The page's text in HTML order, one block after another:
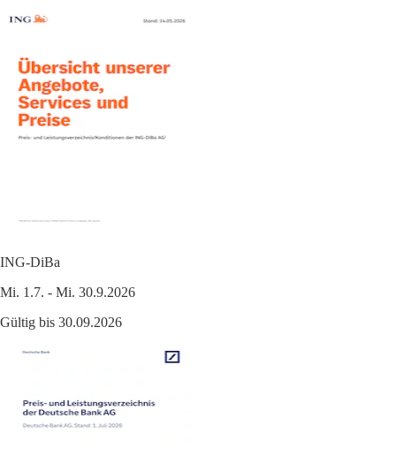
ING-DiBa
Mi. 1.7. - Mi. 30.9.2026
Gültig bis 30.09.2026